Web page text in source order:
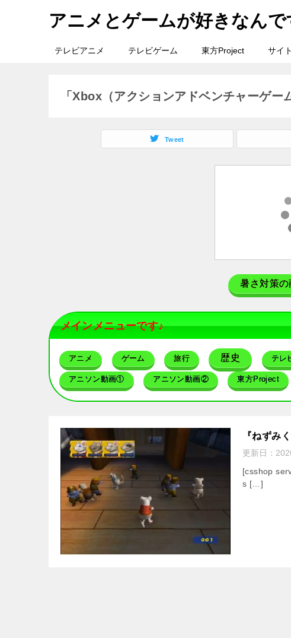
アニメとゲームが好きなんで
テレビアニメ テレビゲーム 東方Project サイ
「Xbox（アクションアドベンチャーゲー
Tweet
暑さ対策の
メインメニューです♪
アニメ ゲーム 旅行 歴史 テレ
アニソン動画① アニソン動画② 東方Project
『ねずみ
更新日：
[csshop
s […]